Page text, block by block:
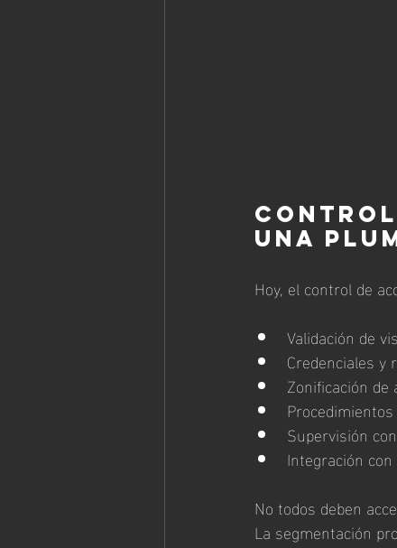
Control
una
Hoy, el control de
Validación de
Credenciales
Zonificación de
Supervisión
Integración
No todos deben
La segmentación